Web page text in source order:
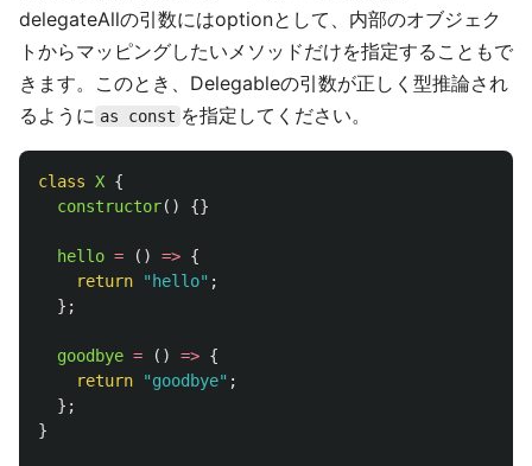
delegateAllの引数にはoptionとして、内部のオブジェク
トからマッピングしたいメソッドだけを指定することもで
きます。このとき、Delegableの引数が正しく型推論され
るように as const を指定してください。
class X {
constructor() {}
hello = () => {
return
" hello" ;
};
goodbye = () => {
return
"goodbye" ;
};
}